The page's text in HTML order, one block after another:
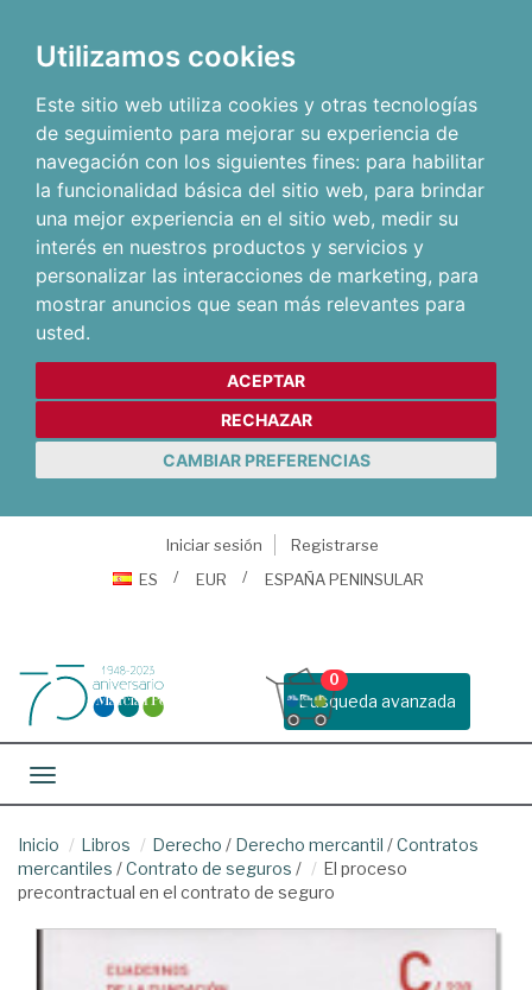
Utilizamos cookies
Este sitio web utiliza cookies y otras tecnologías
de seguimiento para mejorar su experiencia de
navegación con los siguientes fines: para habilitar
la funcionalidad básica del sitio web, para brindar
una mejor experiencia en el sitio web, medir su
interés en nuestros productos y servicios y
personalizar las interacciones de marketing, para
mostrar anuncios que sean más relevantes para
usted.
ACEPTAR
RECHAZAR
CAMBIAR PREFERENCIAS
Iniciar sesión
Registrarse
ES
EUR ESPAÑA PENINSULAR
Busqueda avanzada
0
Toggle navigation
Inicio Libros Derecho / Derecho mercantil /Contratos
mercantiles /Contrato de seguros /
El proceso
precontractual en el contrato de seguro